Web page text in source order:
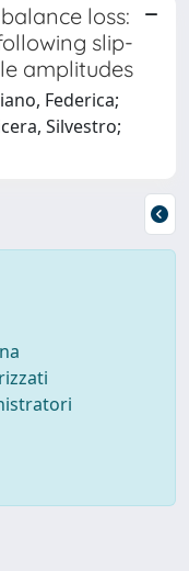
loss:
slip-
amplitudes
Federica;
Silvestro;